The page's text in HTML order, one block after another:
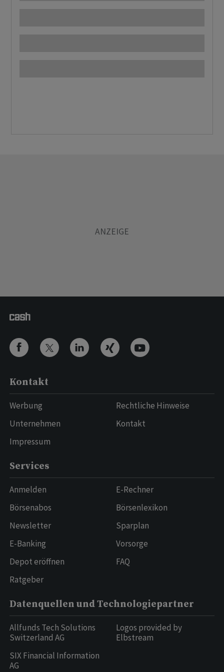
Kontakt
Werbung
Unternehmen
Impressum
Rechtliche Hinweise
Kontakt
Services
Anmelden
Börsenabos
Newsletter
E-Banking
Depot eröffnen
Ratgeber
E-Rechner
Börsenlexikon
Sparplan
Vorsorge
FAQ
Datenquellen und Technologiepartner
Allfunds Tech Solutions
Switzerland AG
SIX Financial Information
AG
Logos provided by
Elbstream